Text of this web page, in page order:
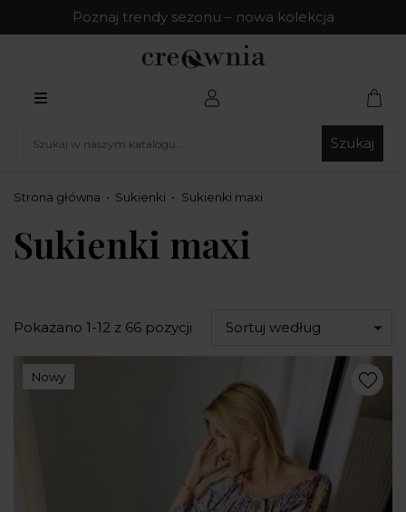
Poznaj trendy sezonu – nowa kolekcja
Szukaj
Strona główna Sukienki Sukienki maxi
Sukienki maxi
Pokazano 1-12 z 66 pozycji Sortuj według
Nowy